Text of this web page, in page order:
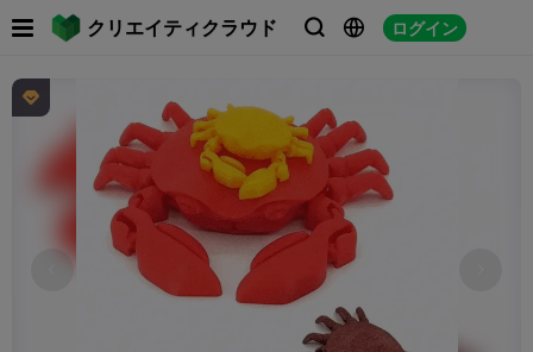
クリエイティクラウド   ログイン
